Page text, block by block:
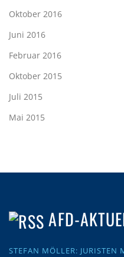
Oktober 2016
Juni 2016
Februar 2016
Oktober 2015
Juli 2015
Mai 2015
AFD-
STEFAN MÖLLER: